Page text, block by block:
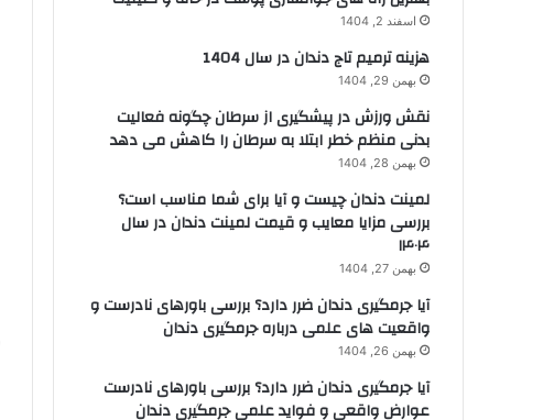
اسفند 2, 1404
هزینه ترمیم تاج دندان در سال 1404
بهمن 29, 1404
نقش ورزش در پیشگیری از سرطان چگونه فعالیت
بدنی منظم خطر ابتلا به سرطان را کاهش می دهد
بهمن 28, 1404
لمینت دندان چیست و آیا برای شما مناسب است؟
بررسی مزایا معایب و قیمت لمینت دندان در سال
۱۴۰۴
بهمن 27, 1404
آیا جرمگیری دندان ضرر دارد؟ بررسی باورهای نادرست و
واقعیت های علمی درباره جرمگیری دندان
بهمن 26, 1404
آیا جرمگیری دندان ضرر دارد؟ بررسی باورهای نادرست
عوارض واقعی و فواید علمی جرمگیری دندان